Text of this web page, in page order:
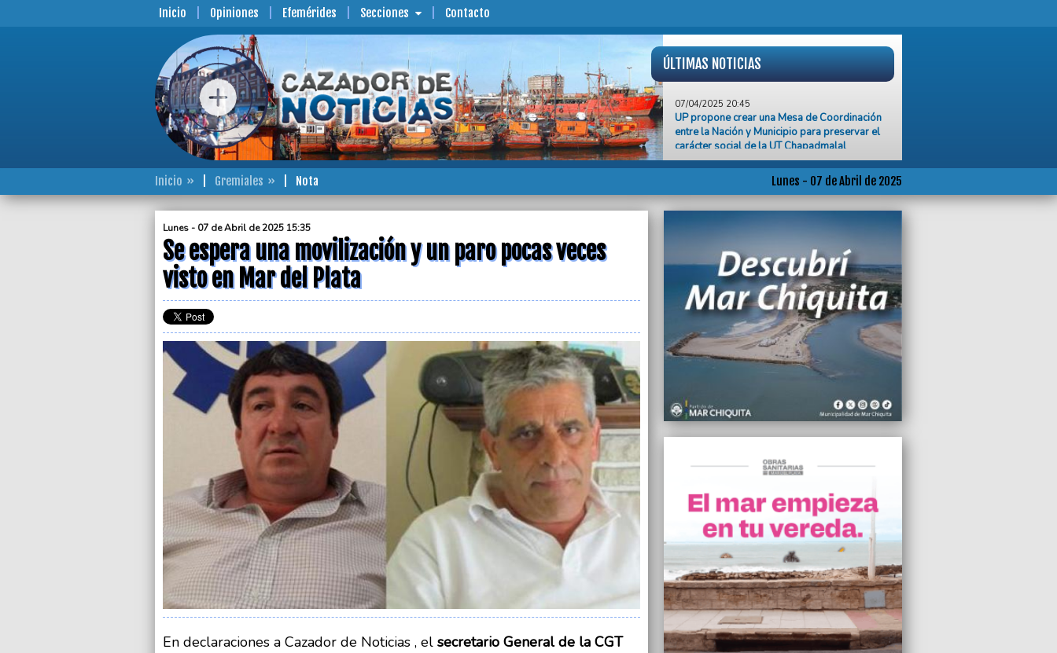
Inicio Opiniones Efemérides Secciones Contacto
ÚLTIMAS NOTICIAS
UP propone crear una Mesa de Coordinación
entre la Nación y Municipio para preservar el
carácter social de la UT Chapadmalal
07/04/2025 20:15
“Axel Kicillof actuó priorizando su
responsabilidad ante los bonaerenses”, dijo
Pulti sobre el desdoblamiento de las
elecciones
Comienza la vacunación antigripal en Gral.
Pueyrredon para el resto de los grupos de
riesgo
07/04/2025 18:36
Axel Kicillof anunció el desdoblamiento de las
elecciones, serán el 7 de septiembre
Plata
07/04/2025 15:45
Tras el rechazo del Senado, Manuel García
Se espera una movilización y un paro pocas
veces visto en Mar del Plata
07/04/2025 12:33
Un alumno llevó un arma a un secundario del
barrio El Martillo
07/04/2025 12:27
“La ciudad está abandonada y vos llegás
tarde a todo”, cruzó Mariana Cuesta a
Montenegro
Lunes - 07 de Abril de 2025
Inicio Gremiales Nota
Lunes - 07 de Abril de 2025 15:35
Se espera una movilización y un paro pocas veces
visto en Mar del Plata
En declaraciones a Cazador de Noticias , el secretario General de la CGT